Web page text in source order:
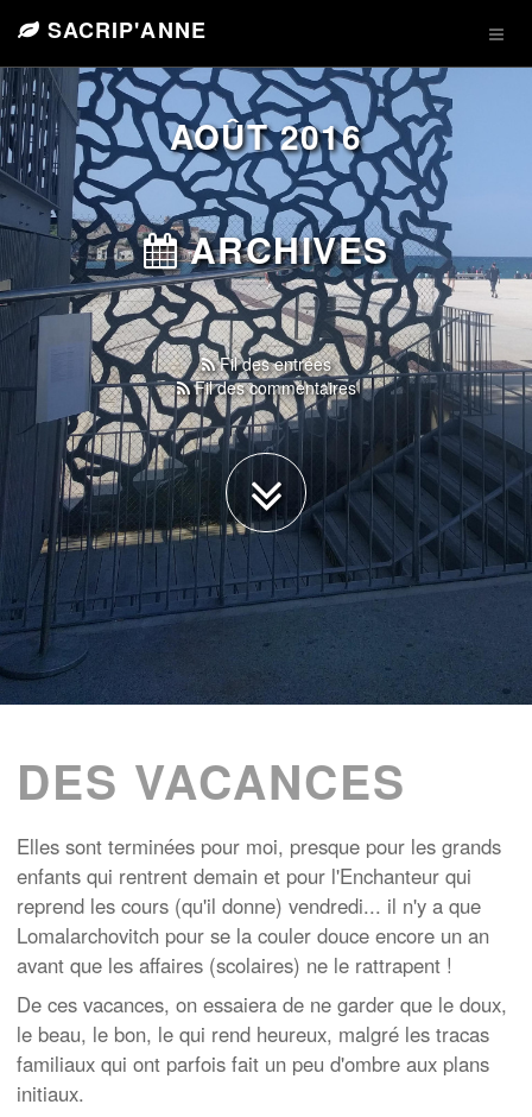
SACRIP'ANNE
AOÛT 2016
ARCHIVES
Fil des entrées
Fil des commentaires
DES VACANCES
Elles sont terminées pour moi, presque pour les grands
enfants qui rentrent demain et pour l'Enchanteur qui
reprend les cours (qu'il donne) vendredi... il n'y a que
Lomalarchovitch pour se la couler douce encore un an
avant que les affaires (scolaires) ne le rattrapent !
De ces vacances, on essaiera de ne garder que le doux,
le beau, le bon, le qui rend heureux, malgré les tracas
familiaux qui ont parfois fait un peu d'ombre aux plans
initiaux.